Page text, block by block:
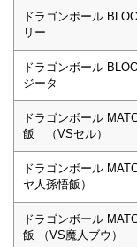
ドラゴンボール
リー
ドラゴンボール
ジータ
ドラゴンボール
飯 （VSセル）
ドラゴンボール
ヤ人孫悟飯）
ドラゴンボール
飯 （VS魔人ブウ）